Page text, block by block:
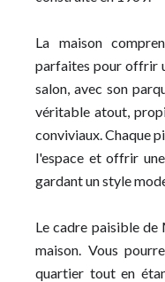
La maison
parfaites pour offrir
salon, avec son
véritable atout,
conviviaux. Chaque
l'espace et offrir
gardant un style
Le cadre paisible
maison. Vous
quartier tout en